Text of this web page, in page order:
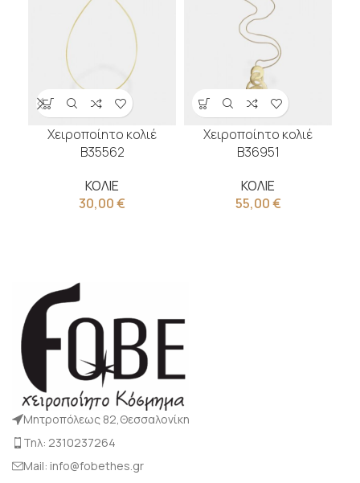
Χειροποίητο κολιέ
Β35562
ΚΟΛΙΕ
30,00€
Χειροποίητο κολιέ
Β36951
ΚΟΛΙΕ
55,00€
Μητροπόλεως 82,Θεσσαλονίκη
Τηλ: 2310237264
Mail: info@fobethes.gr